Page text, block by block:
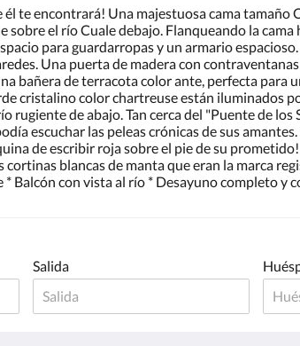
él te encontrará! Una majestuosa cama
sobre el río Cuale debajo. Flanqueando la
para guardarropas y un armario
Una puerta de madera con
bañera de terracota color ante, perfecta para
cristalino color chartreuse están iluminados
rugiente de abajo. Tan cerca del "Puente de
escuchar las peleas crónicas de sus
de escribir roja sobre el pie de su
blancas de manta que eran la marca
* Balcón con vista al río * Desayuno completo y
Salida